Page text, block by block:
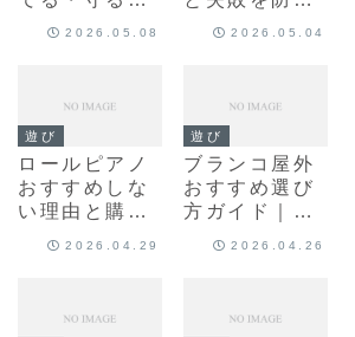
活かす3つの
2026.05.08
選び方・設置
2026.05.04
遊び
ロールピアノ
おすすめしな
い理由と購入
2026.04.29
遊び
ブランコ屋外
おすすめ選び
方ガイド｜タ
2026.04.26